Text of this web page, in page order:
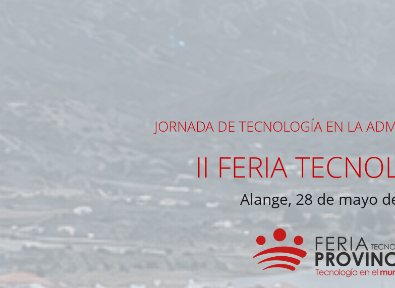
JORNADA DE TECNOLOGÍA EN LA
II FERIA
Alange, 28 de mayo